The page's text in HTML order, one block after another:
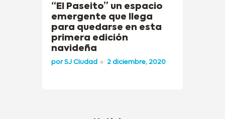
“El Paseito” un espacio
emergente que llega
para quedarse en esta
primera edición
navideña
porSJ Ciudad 2 diciembre, 2020